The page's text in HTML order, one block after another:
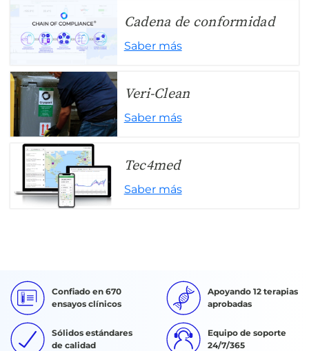
Cadena de conformidad
Saber más
Veri-Clean
Saber más
Tec4med
Saber más
Confiado en 670
ensayos clínicos
Apoyando 12 terapias
aprobadas
Sólidos estándares
de calidad
Equipo de soporte
24/7/365